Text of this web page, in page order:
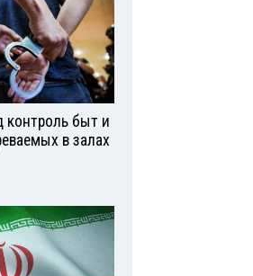
контроль быт и
в залах